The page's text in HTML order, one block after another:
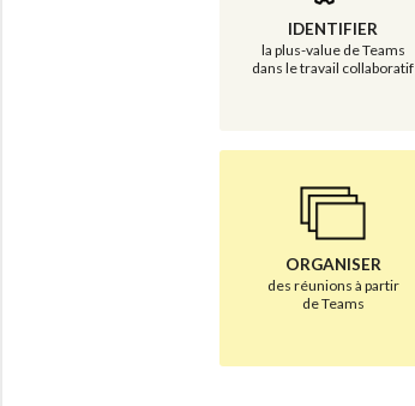
IDENTIFIER
la plus-value de Teams
dans le travail collaboratif
ORGANISER
des réunions à partir
de Teams